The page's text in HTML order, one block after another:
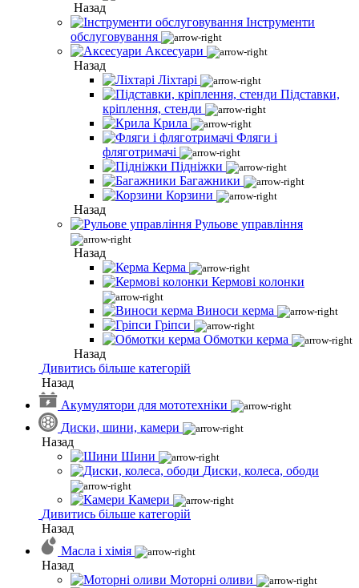
Назад
Інструменти
обслуговування
Аксесуари
Назад
Ліхтарі
Підставки,
кріплення, стенди
Крила
Фляги і
фляготримачі
Підніжки
Багажники
Корзини
Назад
Рульове управління
Назад
Керма
Кермові колонки
Виноси керма
Гріпси
Обмотки керма
Назад
Дивитись більше категорій
Назад
Акумулятори для мототехніки
Диски, шини, камери
Назад
Шини
Диски, колеса, ободи
Камери
Дивитись більше категорій
Назад
Масла і хімія
Назад
Моторні оливи